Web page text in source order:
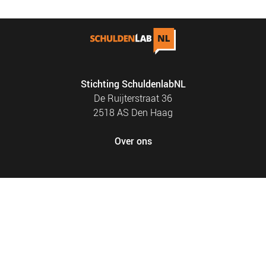
Stichting SchuldenlabNL
De Ruijterstraat 36
2518 AS Den Haag
Over ons